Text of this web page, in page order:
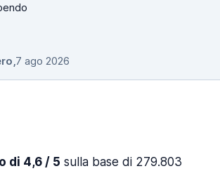
,7 ago 2026
di 4,6 / 5 sulla base di 279.803